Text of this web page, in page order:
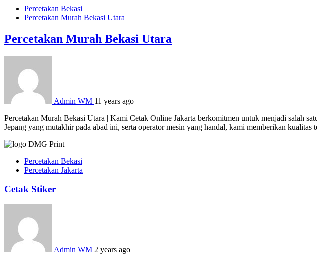
Percetakan Bekasi
Percetakan Murah Bekasi Utara
Percetakan Murah Bekasi Utara
Admin WM 11 years ago
Percetakan Murah Bekasi Utara | Kami Cetak Online Jakarta berkomitmen untuk menjadi salah
Jepang yang mutakhir pada abad ini, serta operator mesin yang handal, kami memberikan
Percetakan Bekasi
Percetakan Jakarta
Cetak Stiker
Admin WM 2 years ago